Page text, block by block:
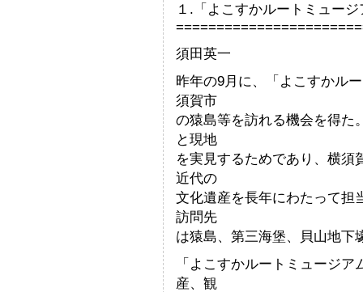
１.「よこすかルートミュー
須田英一
昨年の9月に、「よこすかル
須賀市
の猿島等を訪れる機会を得た
と現地
を実見するためであり、横須
近代の
文化遺産を長年にわたって担
訪問先
は猿島、第三海堡、貝山地下
「よこすかルートミュージ
産、観